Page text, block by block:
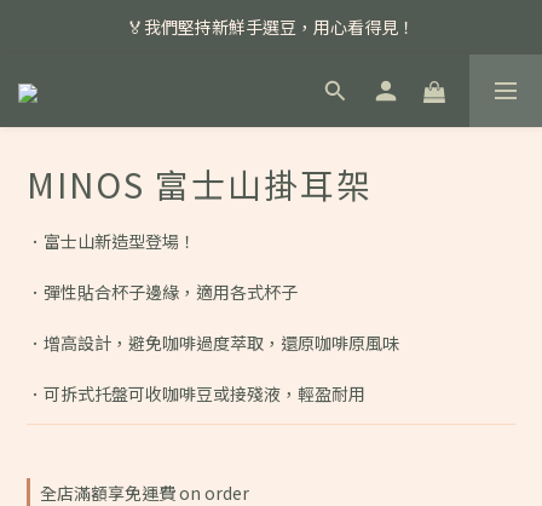
📣 本月主打特殊處理咖啡豆，任選超優惠！
🏅我們堅持新鮮手選豆，用心看得見！
📣 📣 新加入會員即享百元購物金，消費滿額再享免運費！
MINOS 富士山掛耳架
．富士山新造型登場！
．彈性貼合杯子邊緣，適用各式杯子
．增高設計，避免咖啡過度萃取，還原咖啡原風味
．可拆式托盤可收咖啡豆或接殘液，輕盈耐用
全店滿額享免運費 on order